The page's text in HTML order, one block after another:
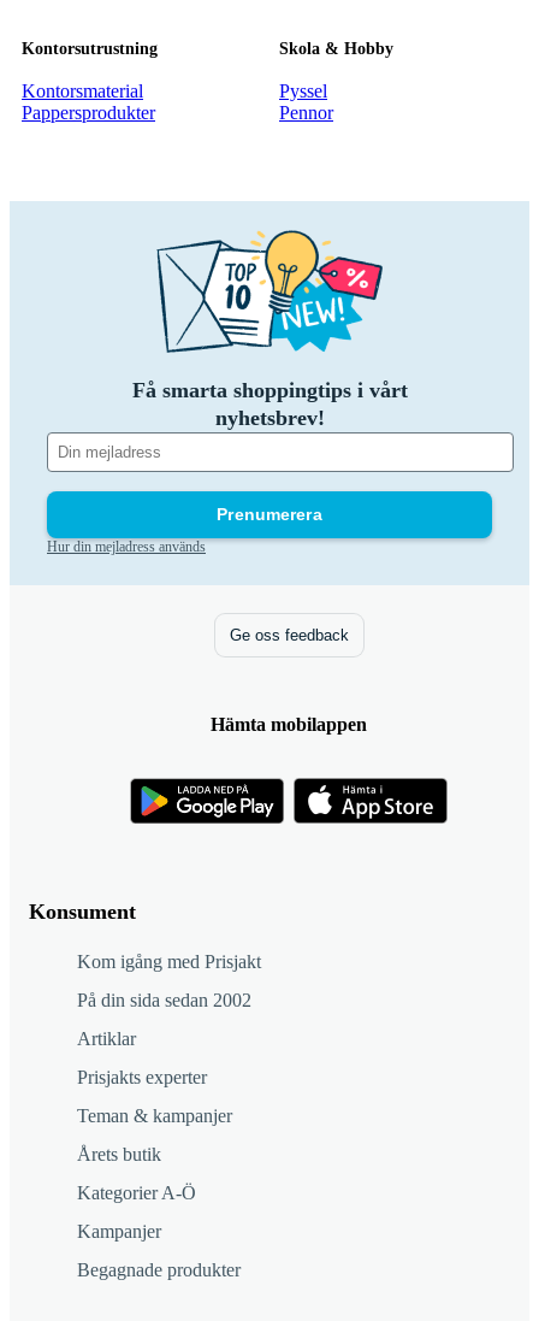
Kontorsutrustning
Kontorsmaterial
Pappersprodukter
Skola & Hobby
Pyssel
Pennor
Få smarta shoppingtips i vårt
nyhetsbrev!
Prenumerera
Hur din mejladress används
Konsument
Kom igång med Prisjakt
På din sida sedan 2002
Artiklar
Prisjakts experter
Teman & kampanjer
Årets butik
Kategorier A-Ö
Kampanjer
Begagnade produkter
Ge oss feedback
Hämta mobilappen